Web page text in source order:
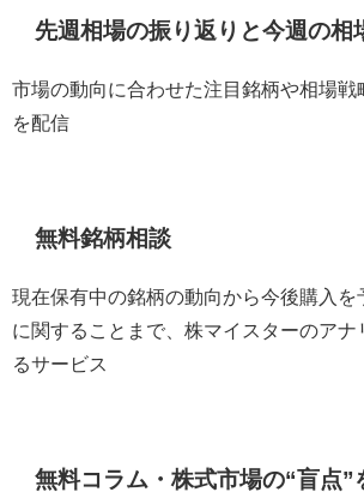
先週相場の振り返りと今週の相
市場の動向に合わせた注目銘柄や相場戦
を配信
無料銘柄相談
現在保有中の銘柄の動向から今後購入を
に関することまで、株マイスターのアナ
るサービス
無料コラム・株式市場の“盲点”